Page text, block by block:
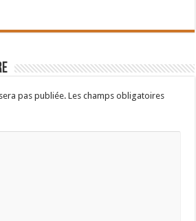
pas publiée. Les champs obligatoires